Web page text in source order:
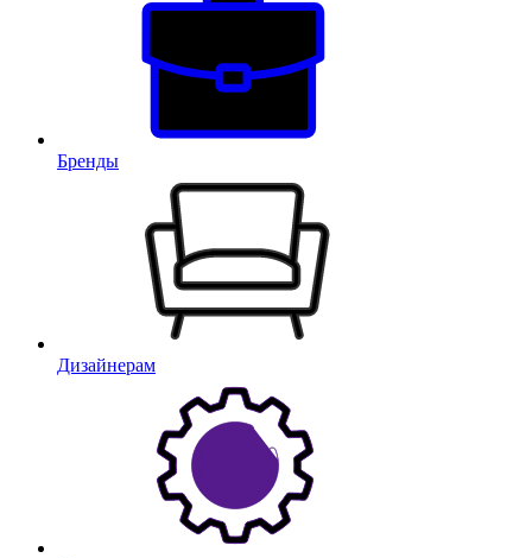
Бренды
Дизайнерам